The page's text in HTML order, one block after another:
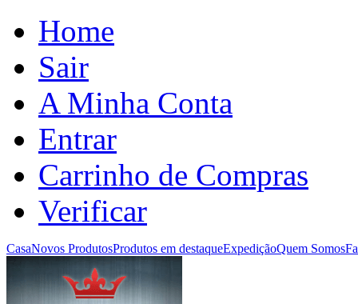
Home
Sair
A Minha Conta
Entrar
Carrinho de Compras
Verificar
CasaNovos ProdutosProdutos em destaqueExpediçãoQuem Somos